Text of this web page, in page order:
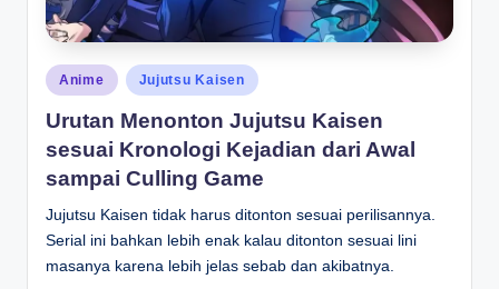
Posted
in
Anime Jujutsu Kaisen
Urutan Menonton Jujutsu Kaisen
sesuai Kronologi Kejadian dari Awal
sampai Culling Game
Jujutsu Kaisen tidak harus ditonton sesuai perilisannya.
Serial ini bahkan lebih enak kalau ditonton sesuai lini
masanya karena lebih jelas sebab dan akibatnya.